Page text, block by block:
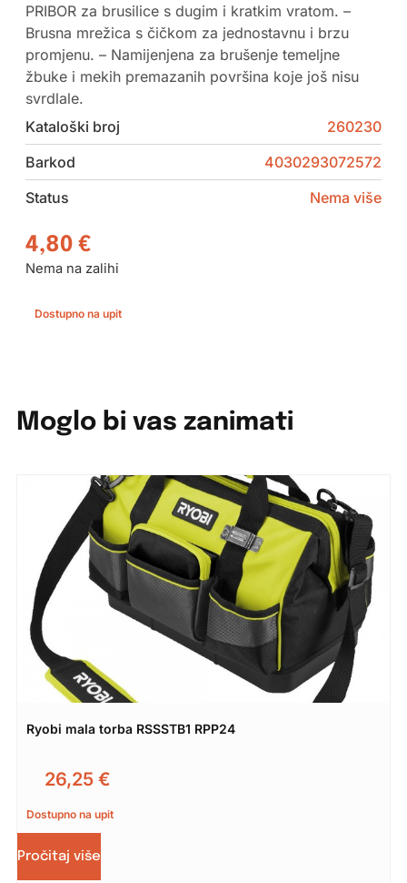
PRIBOR za brusilice s dugim i kratkim vratom. –
Brusna mrežica s čičkom za jednostavnu i brzu
promjenu. – Namijenjena za brušenje temeljne
žbuke i mekih premazanih površina koje još nisu
svrdlale.
Kataloški broj
260230
Barkod
4030293072572
Status
Nema više
4,80 €
Nema na zalihi
Dostupno na upit
Moglo bi vas zanimati
Ryobi mala torba RSSSTB1 RPP24
26,25 €
Dostupno na upit
Pročitaj više